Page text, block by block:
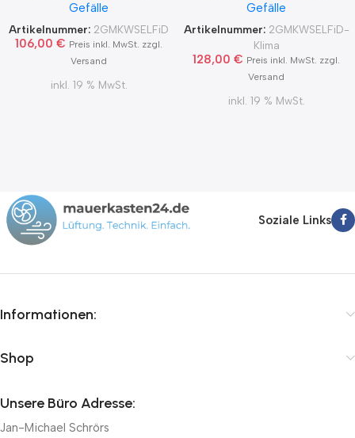
Blower Door Test und
Zertifikat Ø100, 125, 150
2Grad MKWSELFiD
Gefälle
Artikelnummer: 2GMKWSELFiD
106,00 € Preis inkl. MwSt. zzgl.
Versand
inkl. 19 % MwSt.
Klimageräte Ø150 2Grad
MKWSELFiD
Gefälle
Artikelnummer: 2GMKWSELFiD-
Klima
128,00 € Preis inkl. MwSt. zzgl.
Versand
inkl. 19 % MwSt.
Soziale Links
Informationen:
Shop
Unsere Büro Adresse:
Jan-Michael Schrörs